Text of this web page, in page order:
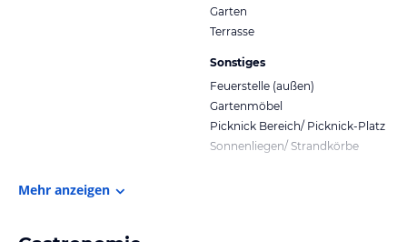
Garten
Terrasse
Sonstiges
Feuerstelle (außen)
Gartenmöbel
Picknick Bereich/ Picknick-Platz
Sonnenliegen/ Strandkörbe
Mehr anzeigen